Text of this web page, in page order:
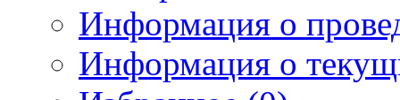
Информация о
Информация о